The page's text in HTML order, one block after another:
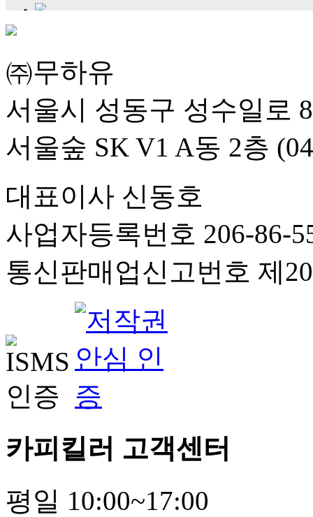
㈜무하유
서울시 성동구 성수일로
서울숲 SK V1 A동 2층
대표이사 신동호
사업자등록번호 206-86-
통신판매업신고번호 제
카피킬러 고객센터
평일 10:00~17:00